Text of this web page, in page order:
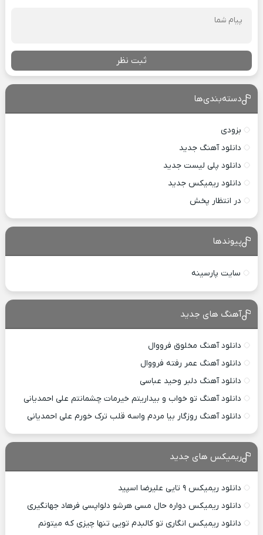
ثبت نظر
دسته‌بندی‌ها
بزودی
دانلود آهنگ جدید
دانلود پلی لیست جدید
دانلود ریمیکس جدید
در انتظار پخش
پیوندها
سایت پارسینه
آهنگ های جدید
دانلود آهنگ مخلوق فرووال
دانلود آهنگ عمر رفته فرووال
دانلود آهنگ دلبر وحید عباسی
دانلود آهنگ تو خواب و بیداریتم خیرمات چشمانتم علی احمدیانی
دانلود آهنگ روزگار بیا مردم واسه قلب ترک خورم علی احمدیانی
ریمیکس های جدید
دانلود ریمیکس ۹ تایی علیرضا اسپید
دانلود ریمیکس دواره حال مسی هرشو دلواپسی فرهاد جهانگیری
دانلود ریمیکس انگاری تو کالبدم تویی تنها چیزی که میتونم